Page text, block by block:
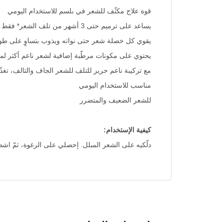
قوة علاج مكثّف للشعر في بلسم للاستخدام اليومي
يساعد على ترميم حتى 3 أشهر من تلف الشعر* فقط في 3 دقائق * تلف سطح الشعر الناتج عن التصفيف
يقوي كل خصلة شعر حتى نواته ويذوب بتساوٍ على
يحتوي على مكونات مرطّبة إضافية لشعر ناعم أكثر
مع تركيبة ناعم حرير للتلف للشعر الجاف والتالف،
مناسب للاستخدام اليومي
للشعر الضعيف والمتضرر
كيفية الإستخدام:
دلّكيه على الشعر المبلل. إحصلي على الرغوة، ثمّ